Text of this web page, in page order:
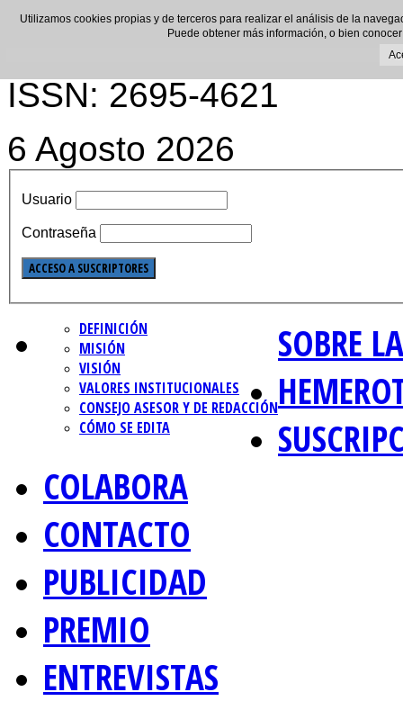
ISSN: 2695-4621
6 Agosto 2026
Usuario
Contraseña
SOBRE
DEFINICIÓN
MISIÓN
VISIÓN
VALORES INSTITUCIONALES
CONSEJO ASESOR Y DE REDACCIÓN
CÓMO SE EDITA
COLABORA
CONTACTO
PUBLICIDAD
PREMIO
ENTREVISTAS
Utilizamos cookies propias y de terceros para realizar el análisis de la
Puede obtener más información, o bien